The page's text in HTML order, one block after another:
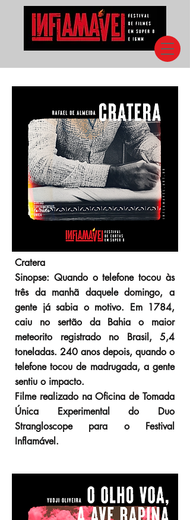
Cratera
Sinopse: Quando o telefone tocou às
três da manhã daquele domingo, a
gente já sabia o motivo. Em 1784,
caiu no sertão da Bahia o maior
meteorito registrado no Brasil, 5,4
toneladas. 240 anos depois, quando o
telefone tocou de madrugada, a gente
sentiu o impacto.
Filme realizado na Oficina de Tomada
Única Experimental do Duo
Strangloscope para o Festival
Inflamável.